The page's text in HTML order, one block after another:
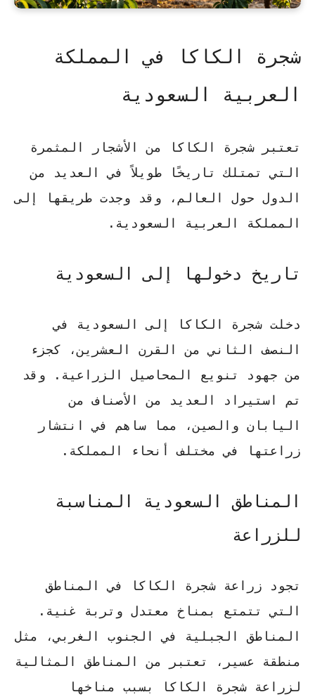
شجرة الكاكا في المملكة
العربية السعودية
تعتبر شجرة الكاكا من الأشجار المثمرة
التي تمتلك تاريخًا طويلاً في العديد من
الدول حول العالم، وقد وجدت طريقها إلى
المملكة العربية السعودية.
تاريخ دخولها إلى السعودية
دخلت شجرة الكاكا إلى السعودية في
النصف الثاني من القرن العشرين، كجزء
من جهود تنويع المحاصيل الزراعية. وقد
تم استيراد العديد من الأصناف من
اليابان والصين، مما ساهم في انتشار
زراعتها في مختلف أنحاء المملكة.
المناطق السعودية المناسبة
للزراعة
تجود زراعة شجرة الكاكا
في المناطق
التي تتمتع بمناخ معتدل وتربة غنية.
المناطق الجبلية في الجنوب الغربي، مثل
منطقة عسير، تعتبر من المناطق المثالية
لزراعة شجرة الكاكا بسبب مناخها